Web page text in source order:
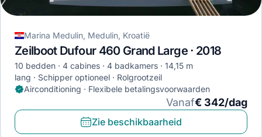
Marina Medulin, Medulin, Kroatië
Zeilboot Dufour 460 Grand Large · 2018
10 bedden 4 cabines 4 badkamers
14,15 m
lang
Schipper optioneel
Rolgrootzeil
Airconditioning · Flexibele betalingsvoorwaarden
Vanaf€ 342/dag
Zie beschikbaarheid